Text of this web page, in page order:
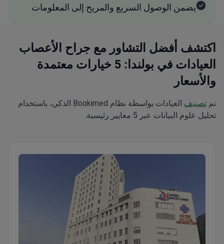
يضمن الوصول السريع والمريح إلى المعلومات
اكتشف أفضل التشاور مع جراح الأعصاب
العيادات في بولندا: 5 خيارات معتمدة
والأسعار
تم تصنيف
العيادات بواسطة نظام Bookimed الذكي، باستخدام
تحليل علوم البيانات عبر 5 معايير رئيسية.